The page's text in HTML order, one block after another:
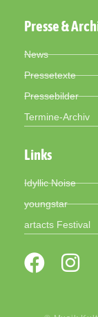
Presse &
News
Pressetexte
Pressebilder
Termine-Archiv
Links
Idyllic Noise
youngstar
artacts Festival